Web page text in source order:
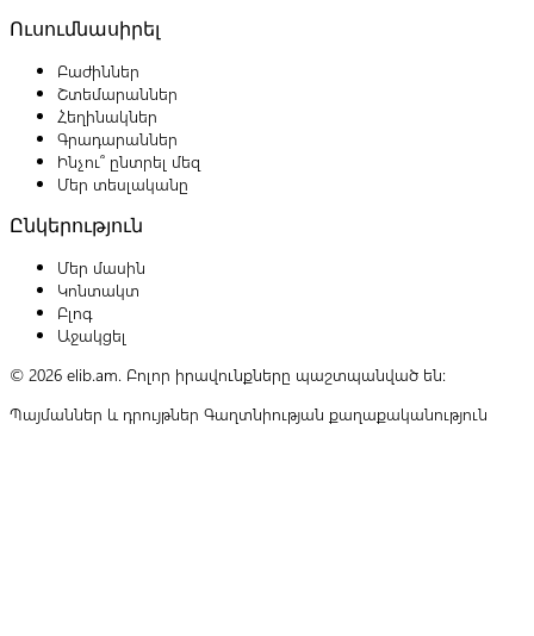
Ուսումնասիրել
Բաժիններ
Շտեմարաններ
Հեղինակներ
Գրադարաններ
Ինչու՞ ընտրել մեզ
Մեր տեսլականը
Ընկերություն
Մեր մասին
Կոնտակտ
Բլոգ
Աջակցել
© 2026 elib.am. Բոլոր իրավունքները պաշտպանված են:
Պայմաններ և դրույթներ Գաղտնիության քաղաքականություն